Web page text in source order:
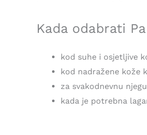
Kada odabrati
kod suhe i osjetljive
kod nadražene kože
za svakodnevnu
kada je potrebna